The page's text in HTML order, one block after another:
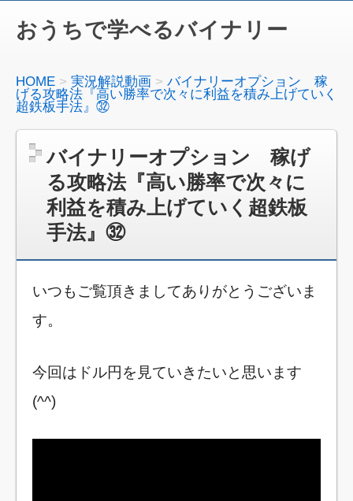
おうちで学べるバイナリー
HOME 実況解説動画
バイナリーオプション 稼
げる攻略法『高い勝率で次々に利益を積み上げていく
超鉄板手法』㉜
バイナリーオプション 稼げ
る攻略法『高い勝率で次々に
利益を積み上げていく超鉄板
手法』㉜
いつもご覧頂きましてありがとうございま
す。
今回はドル円を見ていきたいと思います
(^^)